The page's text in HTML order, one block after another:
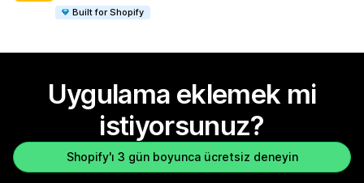
Built for Shopify
Uygulama eklemek mi
istiyorsunuz?
Shopify'ı 3 gün boyunca ücretsiz deneyin